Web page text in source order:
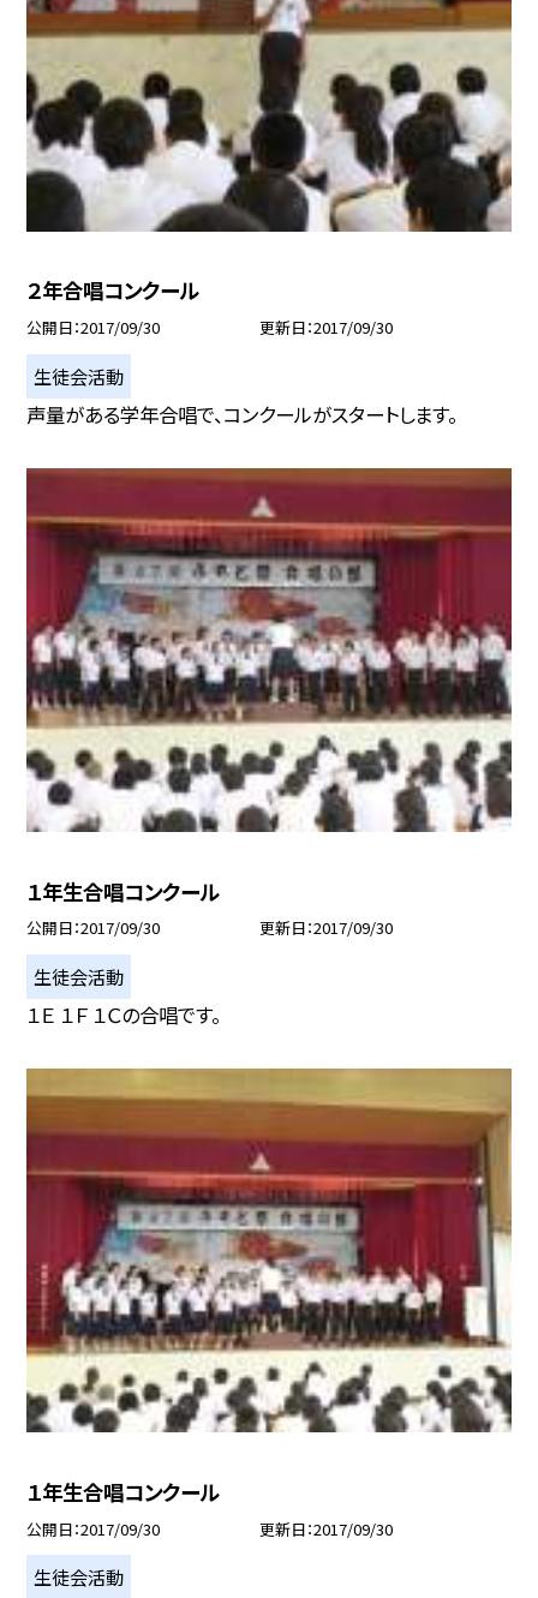
２年合唱コンクール
公開日 2017/09/30 更新日 2017/09/30
生徒会活動
声量がある学年合唱で、コンクールがスタートします。
１年生合唱コンクール
公開日 2017/09/30 更新日 2017/09/30
生徒会活動
１Ｅ １Ｆ １Ｃの合唱です。
１年生合唱コンクール
公開日 2017/09/30 更新日 2017/09/30
生徒会活動